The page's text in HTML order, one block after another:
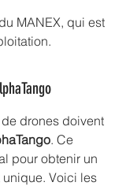
MANEX, qui est
drones doivent
. Ce
pour obtenir un
Voici les